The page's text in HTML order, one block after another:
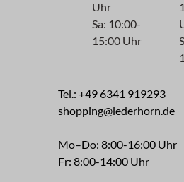
Uhr
Sa: 10:00-
15:00 Uhr
Tel.: +49 6341 919293
shopping@lederhorn.de
Mo–Do: 8:00-16:00 Uhr
Fr: 8:00-14:00 Uhr